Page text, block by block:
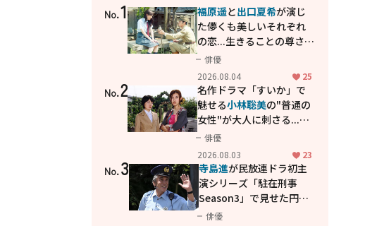
No.1 福原遥と出口夏希が演じ
た儚くも美しいそれぞれ
の恋...生きることの尊さを
教えてくれた映画「あの
花が咲く丘で、君とまた出
会えたら。」
俳優
2026.08.04
25
No.2
名作ドラマ「すいか」で
魅せる小林聡美の"普通の
女性"が大人に刺さる...映
画「かもめ食堂」にも通
じる静かな芝居
俳優
2026.08.03
23
No.3 寺島進が民放連ドラ初主
演シリーズ「駐在刑事
Season3」で見せた円熟
の演技
俳優